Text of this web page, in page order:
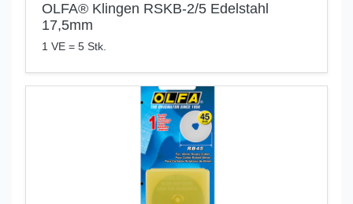
OLFA® Klingen RSKB-2/5 Edelstahl
17,5mm
1 VE = 5 Stk.